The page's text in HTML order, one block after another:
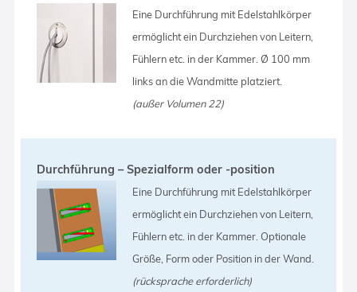
Eine Durchführung mit Edelstahlkörper
ermöglicht ein Durchziehen von Leitern,
Fühlern etc. in der Kammer. Ø 100 mm
links an die Wandmitte platziert.
(außer Volumen 22)
Durchführung – Spezialform oder -position
Eine Durchführung mit Edelstahlkörper
ermöglicht ein Durchziehen von Leitern,
Fühlern etc. in der Kammer. Optionale
Größe, Form oder Position in der Wand.
(rücksprache erforderlich)